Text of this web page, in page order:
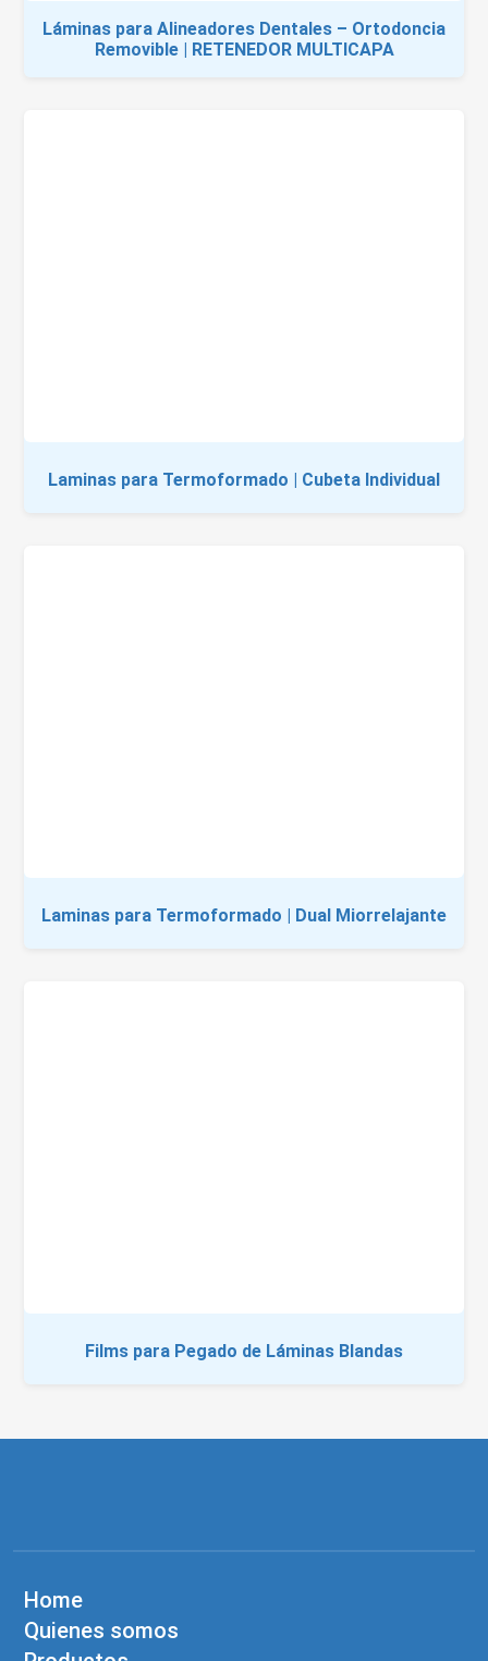
Láminas para Alineadores Dentales – Ortodoncia
Removible | RETENEDOR MULTICAPA
Laminas para Termoformado | Cubeta Individual
Laminas para Termoformado | Dual Miorrelajante
Films para Pegado de Láminas Blandas
Home
Quienes somos